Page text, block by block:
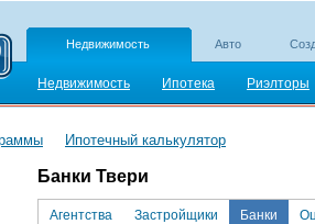
Недвижимость Авто
Недвижимость Ипотека Риэлторы
Ипотечный калькулятор
Банки Твери
Агентства Застройщики Банки